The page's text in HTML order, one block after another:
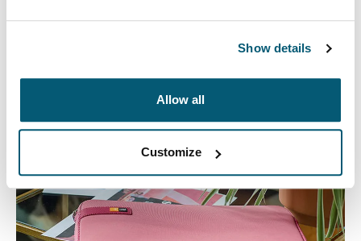
Show details
Allow all
Customize